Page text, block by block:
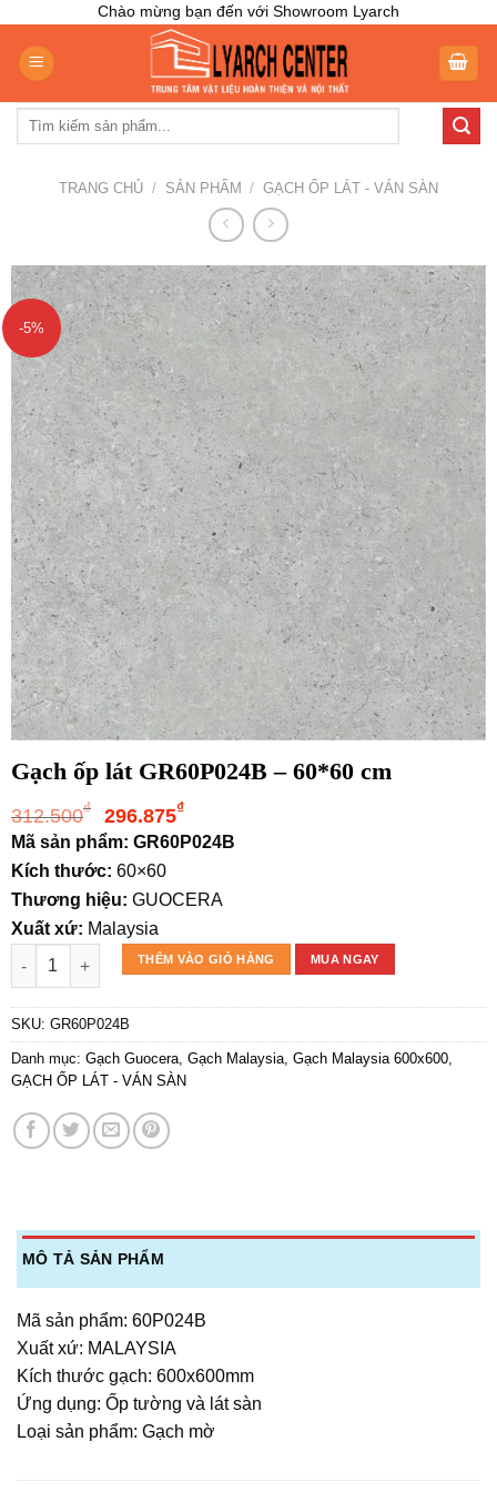
content
Chào mừng bạn đến với Showroom Lyarch
Tìm
TRANG CHỦ / SẢN PHẨM / GẠCH ỐP LÁT - VÁN SÀN
-5%
Gạch ốp lát GR60P024B – 60*60 cm
312.500₫
Giá
gốc
là:
312.500₫.
296.875₫Giá
hiện
là:
Mã sản phẩm: GR60P024B
Kích thước: 60×60
Thương hiệu: GUOCERA
Xuất xứ: Malaysia
Gạch ốp lát GR60P024B - 60*60 cm số lượng
THÊM VÀO GIỎ HÀNG MUA NGAY
SKU: GR60P024B
Danh mục: Gạch Guocera, Gạch Malaysia, Gạch Malaysia 600x600,
GẠCH ỐP LÁT - VÁN SÀN
MÔ TẢ SẢN PHẨM
Mã sản phẩm: 60P024B
Xuất xứ: MALAYSIA
Kích thước gạch: 600x600mm
Ứng dụng: Ốp tường và lát sàn
Loại sản phẩm: Gạch mờ